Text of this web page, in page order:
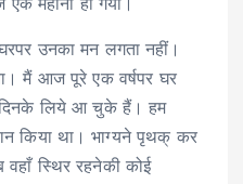
महीना हो गया।’
उनका मन लगता नहीं।
मैं आज पूरे एक वर्षपर घर
दिनके लिये आ चुके हैं। हम
किया था। भाग्यने पृथक् कर
वहाँ स्थिर रहनेकी कोई